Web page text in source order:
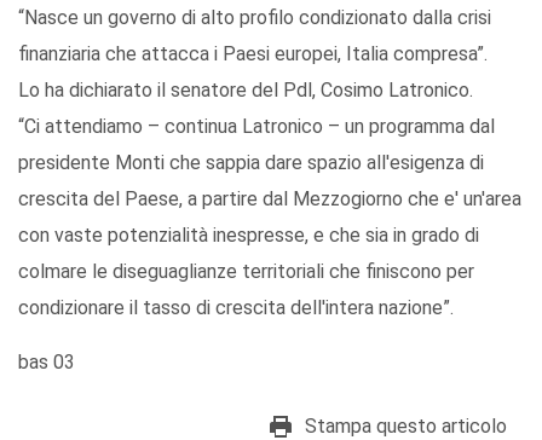
“Nasce un governo di alto profilo condizionato dalla crisi
finanziaria che attacca i Paesi europei, Italia compresa”.
Lo ha dichiarato il senatore del Pdl, Cosimo Latronico.
“Ci attendiamo – continua Latronico – un programma dal
presidente Monti che sappia dare spazio all'esigenza di
crescita del Paese, a partire dal Mezzogiorno che e' un'area
con vaste potenzialità inespresse, e che sia in grado di
colmare le diseguaglianze territoriali che finiscono per
condizionare il tasso di crescita dell'intera nazione”.
bas 03
Stampa questo articolo